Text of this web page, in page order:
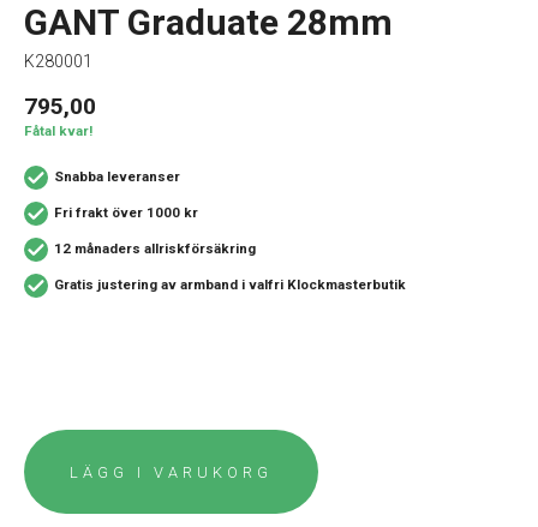
GANT Graduate 28mm
K280001
795,00
Fåtal kvar!
Snabba leveranser
Fri frakt över 1000 kr
12 månaders allriskförsäkring
Gratis justering av armband i valfri Klockmasterbutik
LÄGG I VARUKORG